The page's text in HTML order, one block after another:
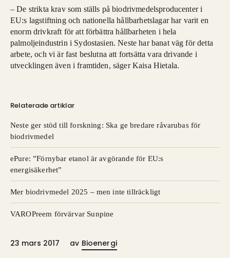
– De strikta krav som ställs på biodrivmedelsproducenter i
EU:s lagstiftning och nationella hållbarhetslagar har varit en
enorm drivkraft för att förbättra hållbarheten i hela
palmoljeindustrin i Sydostasien. Neste har banat väg för detta
arbete, och vi är fast beslutna att fortsätta vara drivande i
utvecklingen även i framtiden, säger Kaisa Hietala.
Relaterade artiklar
Neste ger stöd till forskning: Ska ge bredare råvarubas för
biodrivmedel
ePure: ”Förnybar etanol är avgörande för EU:s
energisäkerhet”
Mer biodrivmedel 2025 – men inte tillräckligt
VAROPreem förvärvar Sunpine
23 mars 2017 av Bioenergi